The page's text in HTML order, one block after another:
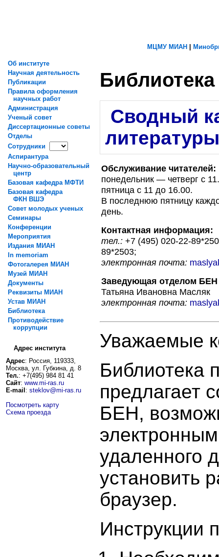
МЦМУ МИАН
Об институте
Научная деятельность
Публикации
Правила оформления
научных работ
Администрация
Ученый совет
Диссертационные советы
Отделы
Сотрудники
Аспирантура
Научно-образовательный
центр
Базовая кафедра МФТИ
Базовая кафедра
ФКН ВШЭ
Совет молодых ученых
Семинары
Конференции
Мероприятия
Издания МИАН
In memoriam
Фотогалерея МИАН
Музей МИАН
Документы
Реквизиты МИАН
Устав МИАН
Библиотека
Противодействие
коррупции
Адрес института
Адрес: Россия, 119333,
Москва, ул. Губкина, д. 8
Тел.: +7(495) 984 81 41
Сайт: www.mi-ras.ru
E-mail : steklov@mi-ras.ru
Посмотреть карту
Схема проезда
Сводный
литературы
Обслуживание читателей:
понедельник — четверг с
пятница с 11 до 16.00.
В последнюю пятницу
день.
Контактная информация:
тел.: +7 (495) 020-22-
89*2503;
электронная почта:
Заведующая отделом
Татьяна Ивановна Масляк
электронная почта:
Уважаемые
Библиотека
предлагает
БЕН,
удаленного
установить
браузер.
Инструкции